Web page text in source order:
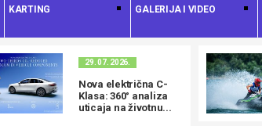
KARTING GALERIJA I VIDEO
29. 07. 2026.
Nova električna C-
Klasa: 360° analiza
uticaja na životnu...